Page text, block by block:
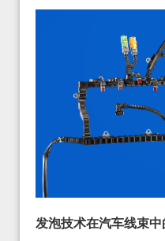
发泡技术在汽车线束